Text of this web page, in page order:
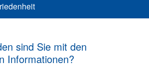
sind Sie mit den
Informationen?